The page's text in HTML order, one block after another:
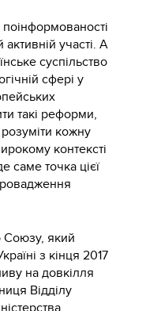
участі. А
суспільство
сфері у
такі реформи,
кожну
контексті
саме точка цієї
Союзу, який
з кінця 2017
на довкілля
Відділу